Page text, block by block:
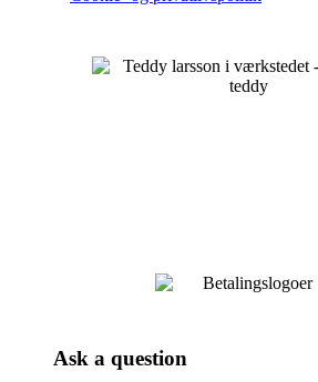
Ask a question